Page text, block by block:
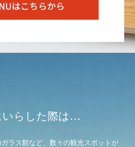
いらした際は…
ラス館など、数々の観光スポットが